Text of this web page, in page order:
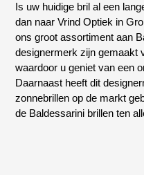
Is uw huidige bril al een
dan naar Vrind Optiek in
ons groot assortiment aan
designermerk zijn gemaakt
waardoor u geniet van een
Daarnaast heeft dit
zonnebrillen op de markt
de Baldessarini brillen ten